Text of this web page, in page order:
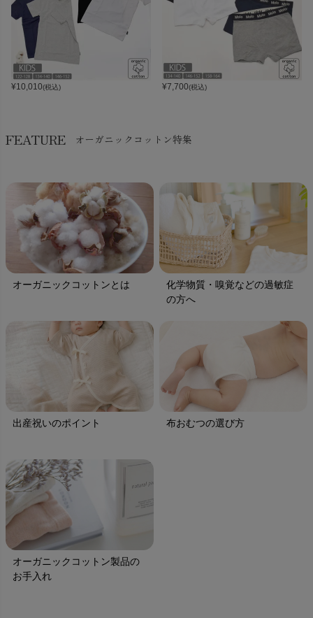
¥10,010(税込) ¥7,700(税込)
FEATURE オーガニックコットン特集
オーガニックコットンとは
化学物質・嗅覚などの過敏症
の方へ
出産祝いのポイント 布おむつの選び方
オーガニックコットン製品の
お手入れ